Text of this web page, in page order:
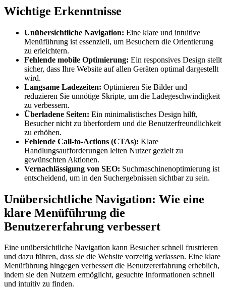
Wichtige Erkenntnisse
Unübersichtliche Navigation: Eine klare und intuitive
Menüführung ist essenziell, um Besuchern die Orientierung
zu erleichtern.
Fehlende mobile Optimierung: Ein responsives Design stellt
sicher, dass Ihre Website auf allen Geräten optimal dargestellt
wird.
Langsame Ladezeiten: Optimieren Sie Bilder und
reduzieren Sie unnötige Skripte, um die Ladegeschwindigkeit
zu verbessern.
Überladene Seiten: Ein minimalistisches Design hilft,
Besucher nicht zu überfordern und die Benutzerfreundlichkeit
zu erhöhen.
Fehlende Call-to-Actions (CTAs): Klare
Handlungsaufforderungen leiten Nutzer gezielt zu
gewünschten Aktionen.
Vernachlässigung von SEO: Suchmaschinenoptimierung ist
entscheidend, um in den Suchergebnissen sichtbar zu sein.
Unübersichtliche Navigation: Wie eine
klare Menüführung die
Benutzererfahrung verbessert
Eine unübersichtliche Navigation kann Besucher schnell frustrieren
und dazu führen, dass sie die Website vorzeitig verlassen. Eine klare
Menüführung hingegen verbessert die Benutzererfahrung erheblich,
indem sie den Nutzern ermöglicht, gesuchte Informationen schnell
und intuitiv zu finden.